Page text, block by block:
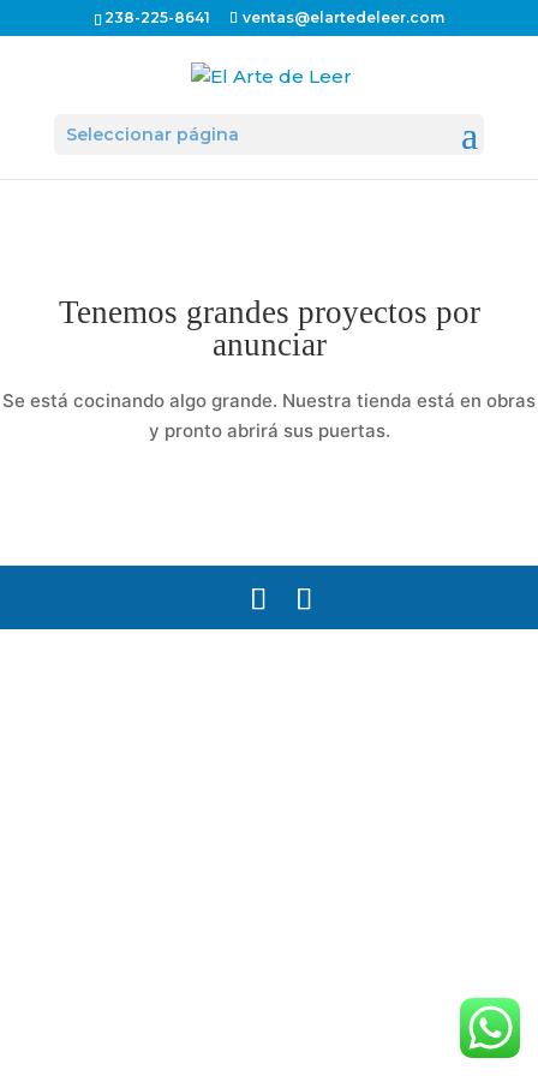
238-225-8641 ventas@elartedeleer.com
Seleccionar página
Tenemos grandes proyectos por
anunciar
Se está cocinando algo grande. Nuestra tienda está en obras
y pronto abrirá sus puertas.